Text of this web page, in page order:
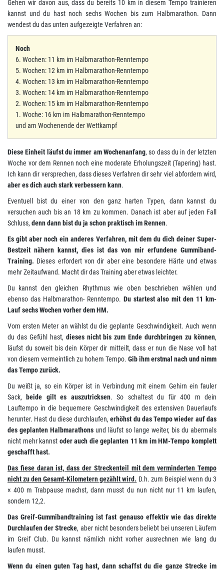
Gehen wir davon aus, dass du bereits 10 km in diesem Tempo trainieren
kannst und du hast noch sechs Wochen bis zum Halbmarathon. Dann
wendest du das unten aufgezeigte Verfahren an:
Noch
6. Wochen: 11 km im Halbmarathon-Renntempo
5. Wochen: 12 km im Halbmarathon-Renntempo
4. Wochen: 13 km im Halbmarathon-Renntempo
3. Wochen: 14 km im Halbmarathon-Renntempo
2. Wochen: 15 km im Halbmarathon-Renntempo
1. Woche: 16 km im Halbmarathon-Renntempo
und am Wochenende der Wettkampf
Diese Einheit läufst du immer am Wochenanfang, so dass du in der letzten
Woche vor dem Rennen noch eine moderate Erholungszeit (Tapering) hast.
Ich kann dir versprechen, dass dieses Verfahren dir sehr viel abfordern wird,
aber es dich auch stark verbessern kann.
Eventuell bist du einer von den ganz harten Typen, dann kannst du
versuchen auch bis an 18 km zu kommen. Danach ist aber auf jeden Fall
Schluss, denn dann bist du ja schon praktisch im Rennen.
Es gibt aber noch ein anderes Verfahren, mit dem du dich deiner Super-
Bestzeit nähern kannst, dies ist das von mir erfundene Gummiband-
Training. Dieses erfordert von dir aber eine besondere Härte und etwas
mehr Zeitaufwand. Macht dir das Training aber etwas leichter.
Du kannst den gleichen Rhythmus wie oben beschrieben wählen und
ebenso das Halbmarathon- Renntempo. Du startest also mit den 11 km-
Lauf sechs Wochen vorher dem HM.
Vom ersten Meter an wählst du die geplante Geschwindigkeit. Auch wenn
du das Gefühl hast, dieses nicht bis zum Ende durchbringen zu können,
läufst du soweit bis dein Körper dir mitteilt, dass er nun die Nase voll hat
von diesem vermeintlich zu hohem Tempo. Gib ihm erstmal nach und nimm
das Tempo zurück.
Du weißt ja, so ein Körper ist in Verbindung mit einem Gehirn ein fauler
Sack,beide gilt es auszutricksen. So schaltest du für 400 m dein
Lauftempo in die bequemere Geschwindigkeit des extensiven Dauerlaufs
herunter. Hast du diese durchlaufen,erhöhst du das Tempo wieder auf das
des geplanten Halbmarathons und läufst so lange weiter, bis du abermals
nicht mehr kannst oder auch die geplanten 11 km im HM-Tempo komplett
geschafft hast.
Das fiese daran ist, dass der Streckenteil mit dem verminderten Tempo
nicht zu den Gesamt-Kilometern gezählt wird. D.h. zum Beispiel wenn du 3
× 400 m Trabpause machst, dann musst du nun nicht nur 11 km laufen,
sondern 12,2.
Das Greif-Gummibandtraining ist fast genauso effektiv wie das direkte
Durchlaufen der Strecke, aber nicht besonders beliebt bei unseren Läufern
im Greif Club. Du kannst nämlich nicht vorher ausrechnen wie lang du
laufen musst.
Wenn du einen guten Tag hast, dann schaffst du die ganze Strecke im